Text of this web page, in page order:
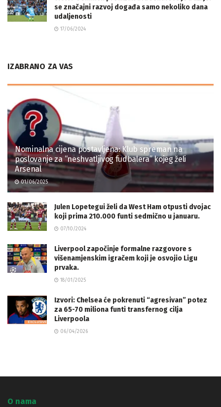
se značajni razvoj događa samo nekoliko dana
udaljenosti
17/06/2024
IZABRANO ZA VAS
Nominalna cijena postavljena: Klub spreman na
poslovanje za “neshvatljivog fudbalera” kojeg želi
Arsenal
01/06/2025
Julen Lopetegui želi da West Ham otpusti dvojac
koji prima 210.000 funti sedmično u januaru.
07/10/2024
Liverpool započinje formalne razgovore s
višenamjenskim igračem koji je osvojio Ligu
prvaka.
18/01/2025
Izvori: Chelsea će pokrenuti “agresivan” potez
za 65-70 miliona funti transfernog cilja
Liverpoola
06/04/2026
O nama